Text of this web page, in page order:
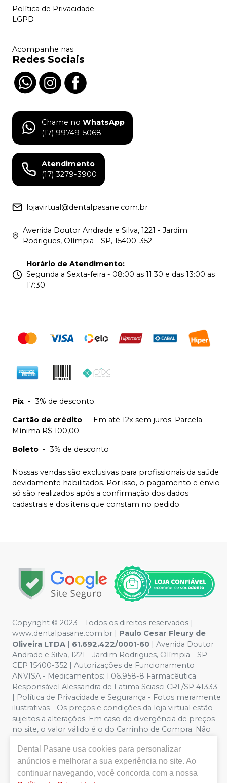
Política de Privacidade -
LGPD
Acompanhe nas
Redes Sociais
Chame no WhatsApp
(17) 99749-5068
Atendimento
(17) 3279-3900
lojavirtual@dentalpasane.com.br
Avenida Doutor Andrade e Silva, 1221 - Jardim
Rodrigues, Olímpia - SP, 15400-352
Horário de Atendimento:
Segunda a Sexta-feira - 08:00 as 11:30 e das 13:00 as
17:30
Pix - 3% de desconto.
Cartão de crédito - Em até 12x sem juros. Parcela
Mínima R$ 100,00.
Boleto - 3% de desconto
Nossas vendas são exclusivas para profissionais da saúde
devidamente habilitados. Por isso, o pagamento e envio
só são realizados após a confirmação dos dados
cadastrais e dos itens que constam no pedido.
Copyright © 2023 - Todos os direitos reservados |
www.dentalpasane.com.br | Paulo Cesar Fleury de
Oliveira LTDA | 61.692.422/0001-60 | Avenida Doutor
Andrade e Silva, 1221 - Jardim Rodrigues, Olímpia - SP -
CEP 15400-352 | Autorizações de Funcionamento
ANVISA - Medicamentos: 1.06.958-8 Farmacêutica
Responsável Alessandra de Fatima Sciasci CRF/SP 41333
| Política de Privacidade e Segurança - Fotos meramente
ilustrativas - Os preços e condições da loja virtual estão
sujeitos a alterações. Em caso de divergência de preços
no site, o valor válido é o do Carrinho de Compra. Não
direito de não atender compras de grandes volumes
pelo site.Importante:Ofertas válidas enquanto
durarem os estoques. Vendas sujeitas a análise,
Dental Pasane usa cookies para personalizar
anúncios e melhorar a sua experiência no site. Ao
continuar navegando, você concorda com a nossa